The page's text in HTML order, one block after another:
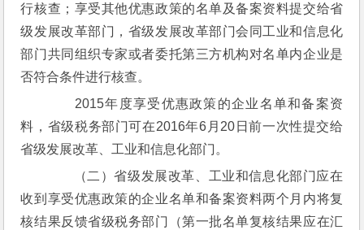
行核查；享受其他优惠政策的名单及备案资料提交给省
级发展改革部门，省级发展改革部门会同工业和信息化
部门共同组织专家或者委托第三方机构对名单内企业是
否符合条件进行核查。
2015年度享受优惠政策的企业名单和备案资
料，省级税务部门可在2016年6月20日前一次性提交给
省级发展改革、工业和信息化部门。
（二）省级发展改革、工业和信息化部门应在
收到享受优惠政策的企业名单和备案资料两个月内将复
核结果反馈省级税务部门（第一批名单复核结果应在汇